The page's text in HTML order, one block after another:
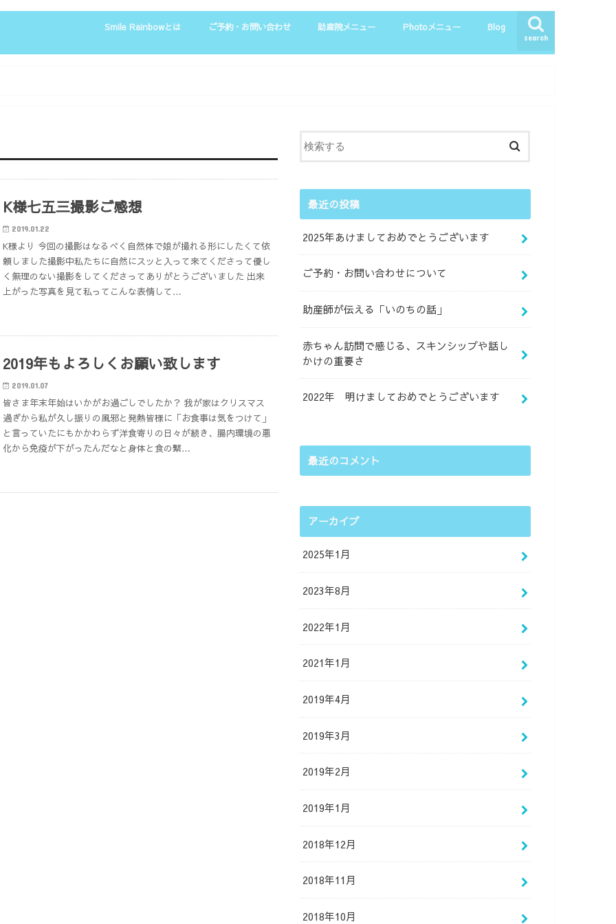
search
Smile Rainbowとは
お客様の声
ご予約・お問い合わせ 助産院メニュー
マタニティー整体
母乳相談
育児相談
産後・一般整体
Photoメニュー
お客さまの声
マタニティーPhoto
ニューボーンPhoto
親子Photo
Blog
K様七五三撮影ご感想
2019.01.22
K様より 今回の撮影はなるべく自然体で娘が撮れる形にしたくて依
頼しました撮影中私たちに自然にスッと入って来てくださって優し
く無理のない撮影をしてくださってありがとうございました 出来
上がった写真を見て私ってこんな表情して…
2019年もよろしくお願い致します
2019.01.07
皆さま年末年始はいかがお過ごしでしたか？ 我が家はクリスマス
過ぎから私が久し振りの風邪と発熱皆様に「お食事は気をつけて」
と言っていたにもかかわらず洋食寄りの日々が続き、腸内環境の悪
化から免疫が下がったんだなと身体と食の繋…
最近の投稿
2025年あけましておめでとうございます
ご予約・お問い合わせについて
助産師が伝える「いのちの話」
赤ちゃん訪問で感じる、スキンシップや話し
かけの重要さ
2022年 明けましておめでとうございます
最近のコメント
アーカイブ
2025年1月
2023年8月
2022年1月
2021年1月
2019年4月
2019年3月
2019年2月
2019年1月
2018年12月
2018年11月
2018年10月